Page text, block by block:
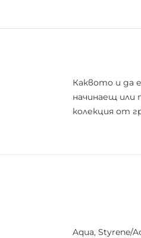
Каквото и да
начинаещ или
колекция от
Aqua, Styrene/